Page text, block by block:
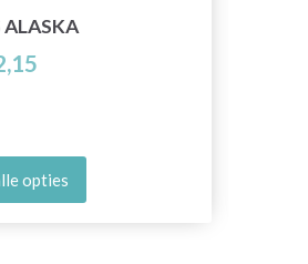
ALASKA
opties